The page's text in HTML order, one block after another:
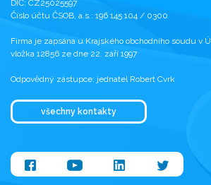
DIČ: CZ25025597
Číslo účtu ČSOB, a.s.: 196 145 104 / 0300
Firma je zapsána u Krajského obchodního soudu v
vložka 12856 ze dne 22. září 1997
Odpovědný zástupce: jednatel Robert Cvrk
všechny kontakty